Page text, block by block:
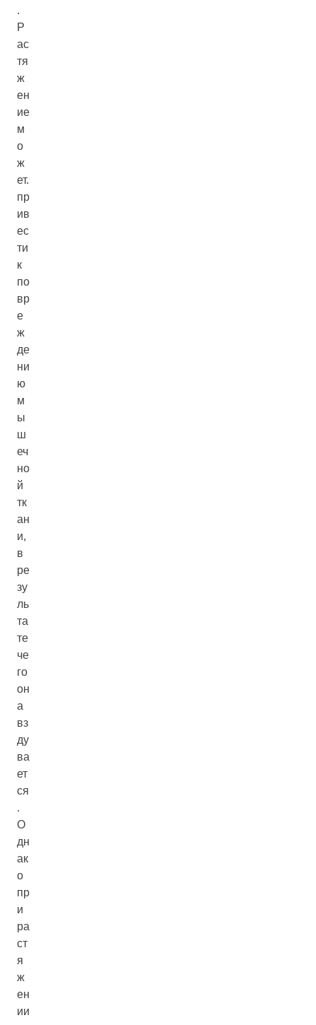
.
Р
ас
тя
ж
ен
ие
м
о
ж
ет.
пр
ив
ес
ти
к
по
вр
е
ж
де
ни
ю
м
ы
ш
еч
но
й
тк
ан
и,
в
ре
зу
ль
та
те
че
го
он
а
вз
ду
ва
ет
ся
.
О
дн
ак
о
пр
и
ра
ст
я
ж
ен
ии